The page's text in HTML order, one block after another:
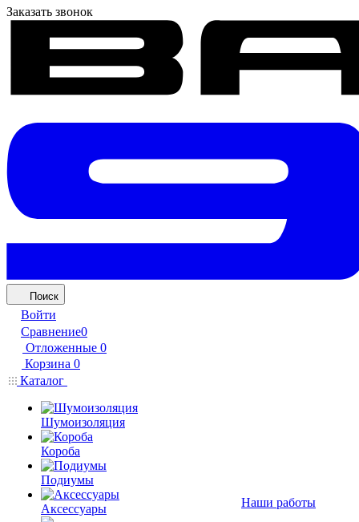
Заказать звонок
Поиск
Войти
Сравнение0
Отложенные 0
Корзина 0
Каталог
Шумоизоляция
Короба
Подиумы
Аксессуары
Наши работы